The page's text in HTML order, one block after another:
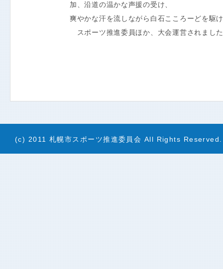
加、沿道の温かな声援の受け、
爽やかな汗を流しながら白石こころーどを駆
スポーツ推進委員ほか、大会運営されまし
(c) 2011 札幌市スポーツ推進委員会 All Rights Reserved.